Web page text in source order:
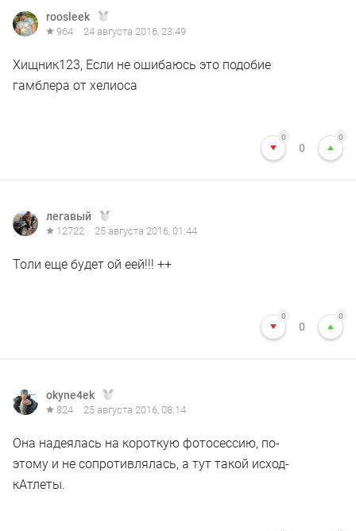
roosleek
964 24 августа 2016, 23:49
Хищник123, Если не ошибаюсь это подобие
гамблера от хелиоса
0
0
0
легавый
12722 25 августа 2016, 01:44
Толи еще будет ой еей!!! ++
0
0
0
okyne4ek
824 25 августа 2016, 08:14
Она надеялась на короткую фотосессию, по-
этому и не сопротивлялась, а тут такой исход-
кАтлеты.